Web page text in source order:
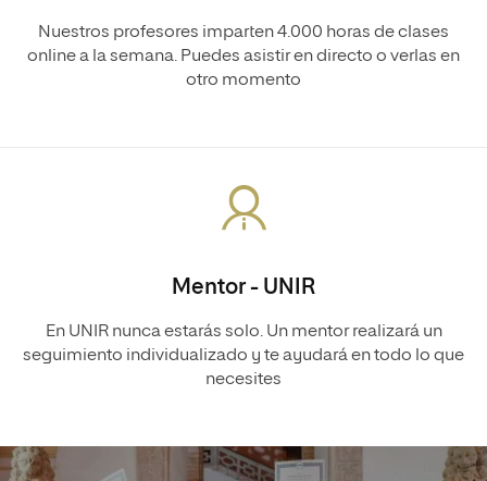
Nuestros profesores imparten 4.000 horas de clases
online a la semana. Puedes asistir en directo o verlas en
otro momento
Mentor - UNIR
En UNIR nunca estarás solo. Un mentor realizará un
seguimiento individualizado y te ayudará en todo lo que
necesites